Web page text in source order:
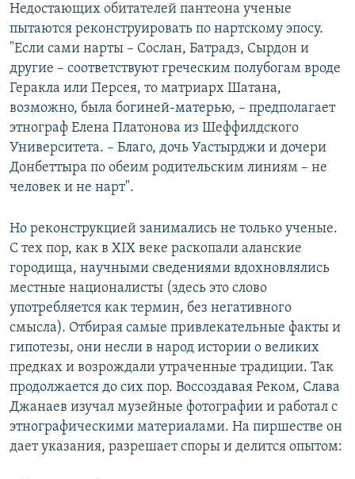
Недостающих обитателей пантеона ученые
пытаются реконструировать по нартскому эпосу.
"Если сами нарты – Сослан, Батрадз, Сырдон и
другие – соответствуют греческим полубогам вроде
Геракла или Персея, то матриарх Шатана,
возможно, была богиней-матерью, – предполагает
этнограф Елена Платонова из Шеффилдского
Университета. – Благо, дочь Уастырджи и дочери
Донбеттыра по обеим родительским линиям – не
человек и не нарт".
Но реконструкцией занимались не только ученые.
С тех пор, как в XIX веке раскопали аланские
городища, научными сведениями вдохновлялись
местные националисты (здесь это слово
употребляется как термин, без негативного
смысла). Отбирая самые привлекательные факты и
гипотезы, они несли в народ истории о великих
предках и возрождали утраченные традиции. Так
продолжается до сих пор. Воссоздавая Реком, Слава
Джанаев изучал музейные фотографии и работал с
этнографическими материалами. На пиршестве он
дает указания, разрешает споры и делится опытом: